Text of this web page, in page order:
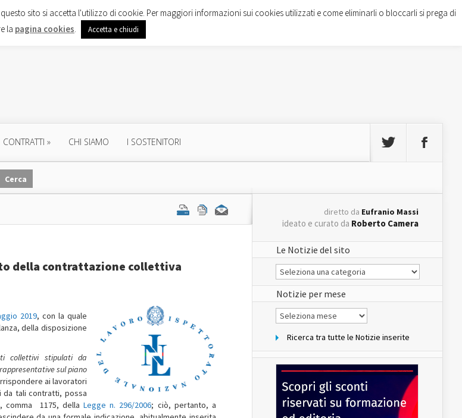
CONTRATTI » CHI SIAMO I SOSTENITORI
della contrattazione collettiva
2019, con la quale
della disposizione
collettivi stipulati da
sul piano
ai lavoratori
tali contratti, possa
comma 1175, della Legge n. 296/2006; ciò, pertanto, a
diretto da Eufranio Massi
ideato e curato da Roberto Camera
Le Notizie del sito
Le
Notizie
del
sito
Notizie per mese
Notizie
per
Ricerca tra tutte le Notizie inserite
sito si accetta l'utilizzo di cookie. Per maggiori informazioni sui cookies utilizzati e come eliminarli o bloccarli si prega di
la pagina cookies. Accetta e chiudi